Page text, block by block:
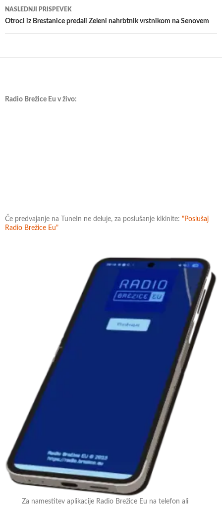
NASLEDNJI PRISPEVEK
Otroci iz Brestanice predali Zeleni nahrbtnik vrstnikom na Senovem
Radio Brežice Eu v živo:
Če predvajanje na TuneIn ne deluje, za poslušanje klkinite: "Poslušaj
Radio Brežice Eu"
Za namestitev aplikacije Radio Brežice Eu na telefon ali